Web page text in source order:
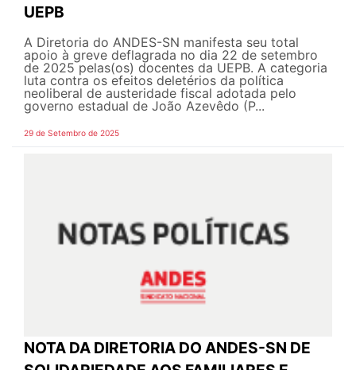
UEPB
A Diretoria do ANDES-SN manifesta seu total
apoio à greve deflagrada no dia 22 de setembro
de 2025 pelas(os) docentes da UEPB. A categoria
luta contra os efeitos deletérios da política
neoliberal de austeridade fiscal adotada pelo
governo estadual de João Azevêdo (P...
29 de Setembro de 2025
NOTA DA DIRETORIA DO ANDES-SN DE